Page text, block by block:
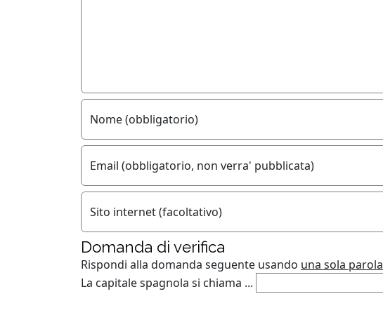
Nome (obbligatorio)
Email (obbligatorio, non verra' pubblicata)
Sito internet (facoltativo)
Domanda di verifica
Rispondi alla domanda seguente usando una sola parola
La capitale spagnola si chiama ...